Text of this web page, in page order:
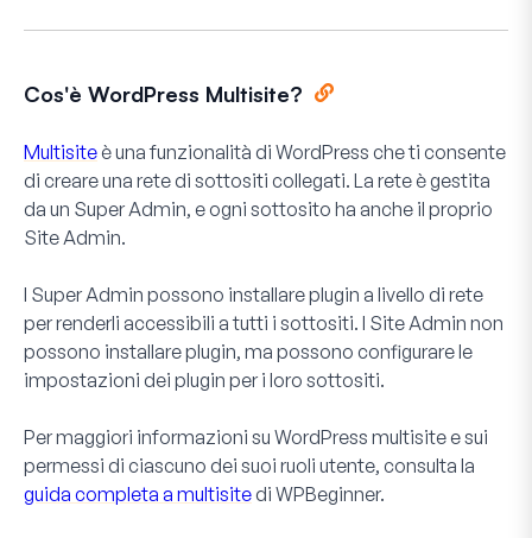
Cos'è WordPress Multisite?
Multisiteè una funzionalità di WordPress che ti consente
di creare una rete di sottositi collegati. La rete è gestita
da un Super Admin, e ogni sottosito ha anche il proprio
Site Admin.
I Super Admin possono installare plugin a livello di rete
per renderli accessibili a tutti i sottositi. I Site Admin non
possono installare plugin, ma possono configurare le
impostazioni dei plugin per i loro sottositi.
Per maggiori informazioni su WordPress multisite e sui
permessi di ciascuno dei suoi ruoli utente, consulta la
guida completa a multisitedi WPBeginner.